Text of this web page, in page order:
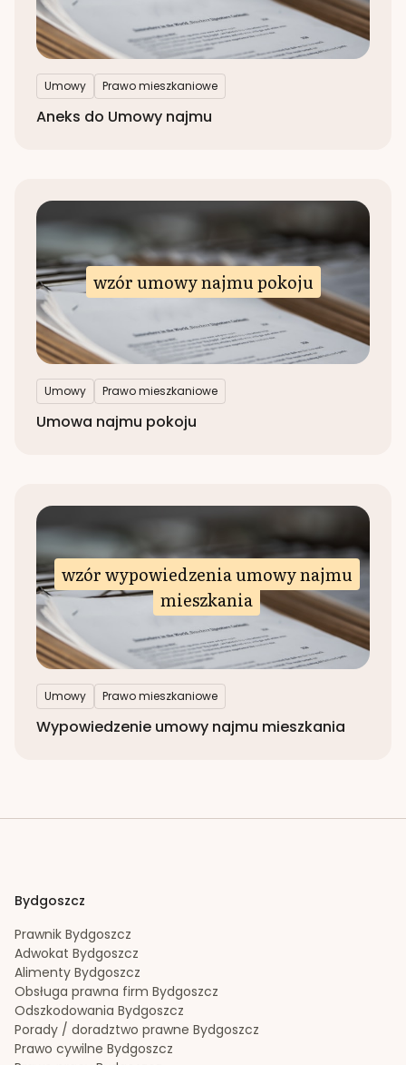
Umowy Prawo mieszkaniowe
Aneks do Umowy najmu
wzór umowy najmu pokoju
Umowy Prawo mieszkaniowe
Umowa najmu pokoju
wzór wypowiedzenia umowy najmu
mieszkania
Umowy Prawo mieszkaniowe
Wypowiedzenie umowy najmu mieszkania
Bydgoszcz
Prawnik Bydgoszcz
Adwokat Bydgoszcz
Alimenty Bydgoszcz
Obsługa prawna firm Bydgoszcz
Odszkodowania Bydgoszcz
Porady / doradztwo prawne Bydgoszcz
Prawo cywilne Bydgoszcz